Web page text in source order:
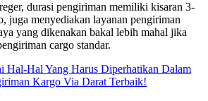
durasi pengiriman memiliki kisaran 3-
juga menyediakan layanan pengiriman
yang dikenakan bakal lebih mahal jika
cargo standar.
Hal-Hal Yang Harus Diperhatikan Dalam
Kargo Via Darat Terbaik!